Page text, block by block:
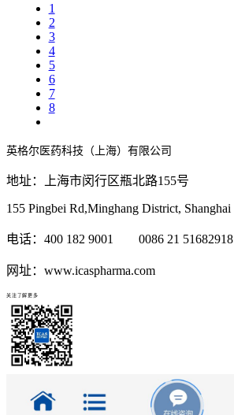
1
2
3
4
5
6
7
8
英格尔医药科技（上海）有限公司
地址：上海市闵行区瓶北路155号
155 Pingbei Rd,Minghang District, Shanghai
电话：400 182 9001 0086 21 51682918
网址：www.icaspharma.com
关注了解更多